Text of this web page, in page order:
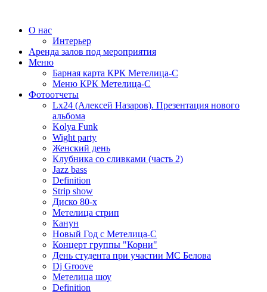
О нас
Интерьер
Аренда залов под мероприятия
Меню
Барная карта КРК Метелица-С
Меню КРК Метелица-С
Фотоотчеты
Lx24 (Алексей Назаров). Презентация нового
альбома
Kolya Funk
Wight party
Женский день
Клубника со сливками (часть 2)
Jazz bass
Definition
Strip show
Диско 80-х
Метелица стрип
Канун
Новый Год с Метелица-С
Концерт группы "Корни"
День студента при участии МС Белова
Dj Groove
Метелица шоу
Definition